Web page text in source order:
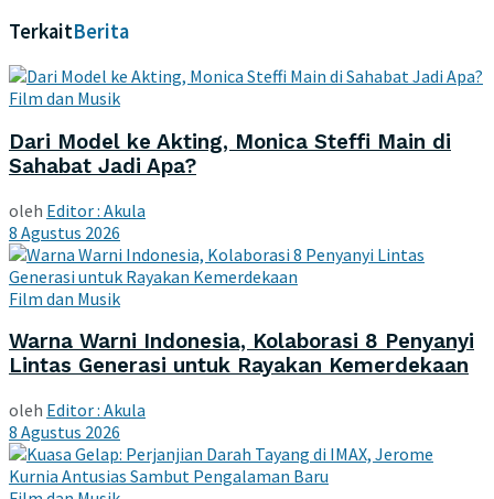
TerkaitBerita
Film dan Musik
Dari Model ke Akting, Monica Steffi Main di
Sahabat Jadi Apa?
oleh Editor : Akula
8 Agustus 2026
Film dan Musik
Warna Warni Indonesia, Kolaborasi 8 Penyanyi
Lintas Generasi untuk Rayakan Kemerdekaan
oleh Editor : Akula
8 Agustus 2026